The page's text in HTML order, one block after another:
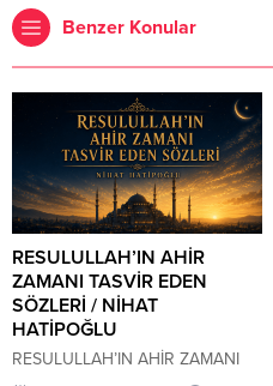
Benzer Konular
RESULULLAH’IN AHİR
ZAMANI TASVİR EDEN
SÖZLERİ / NİHAT
HATİPOĞLU
RESULULLAH’IN AHİR ZAMANI